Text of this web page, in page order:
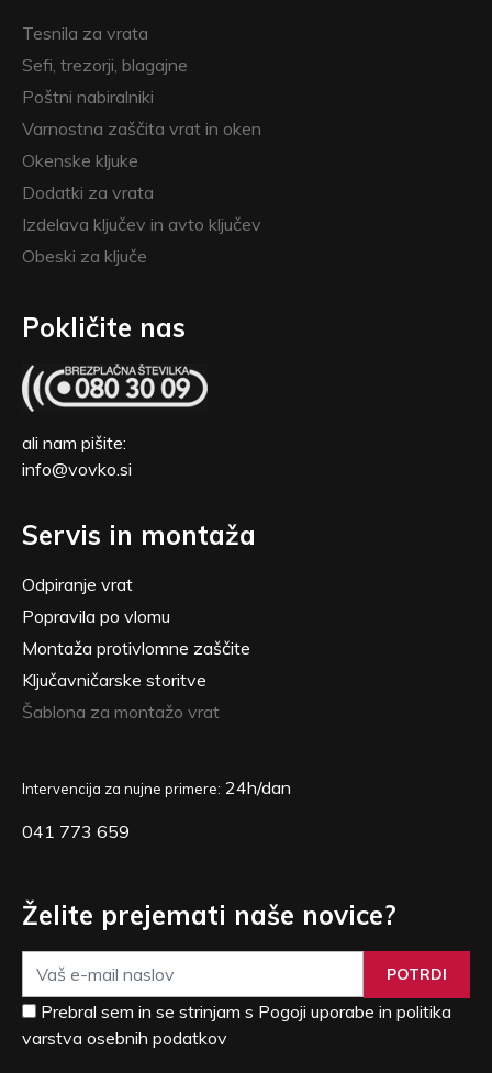
Tesnila za vrata
Sefi, trezorji, blagajne
Poštni nabiralniki
Varnostna zaščita vrat in oken
Okenske kljuke
Dodatki za vrata
Izdelava ključev in avto ključev
Obeski za ključe
Pokličite nas
ali nam pišite:
info@vovko.si
Servis in montaža
Odpiranje vrat
Popravila po vlomu
Montaža protivlomne zaščite
Ključavničarske storitve
Šablona za montažo vrat
Intervencija za nujne primere: 24h/dan
041 773 659
Želite prejemati naše novice?
POTRDI
Prebral sem in se strinjam s Pogoji uporabe in politika
varstva osebnih podatkov